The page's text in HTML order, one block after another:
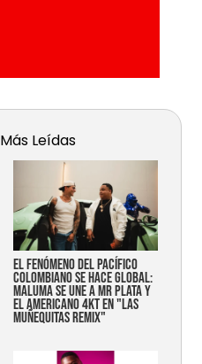
Más Leídas
EL FENÓMENO DEL PACÍFICO
COLOMBIANO SE HACE GLOBAL:
MALUMA SE UNE A MR PLATA Y
EL AMERICANO 4KT EN "LAS
MUÑEQUITAS REMIX"